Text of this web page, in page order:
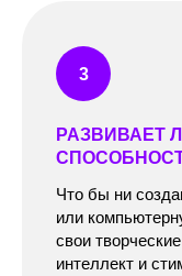
РАЗВИВАЕТ
Что бы ни
или
свои
интеллект и